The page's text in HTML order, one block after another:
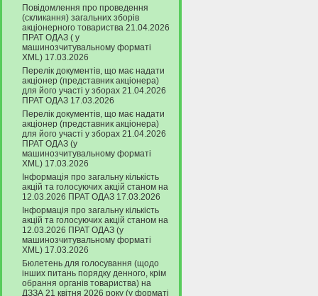
Повідомлення про проведення
(скликання) загальних зборів
акціонерного товариства 21.04.2026
ПРАТ ОДАЗ ( у
машинозчитувальному форматі
XML) 17.03.2026
Перелік документів, що має надати
акціонер (представник акціонера)
для його участі у зборах 21.04.2026
ПРАТ ОДАЗ 17.03.2026
Перелік документів, що має надати
акціонер (представник акціонера)
для його участі у зборах 21.04.2026
ПРАТ ОДАЗ (у
машинозчитувальному форматі
XML) 17.03.2026
Інформація про загальну кількість
акцій та голосуючих акцій станом на
12.03.2026 ПРАТ ОДАЗ 17.03.2026
Інформація про загальну кількість
акцій та голосуючих акцій станом на
12.03.2026 ПРАТ ОДАЗ (у
машинозчитувальному форматі
XML) 17.03.2026
Бюлетень для голосування (щодо
інших питань порядку денного, крім
обрання органів товариства) на
ДЗЗА 21 квітня 2026 року (у форматі